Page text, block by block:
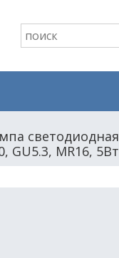
светодиодная
GU5.3, MR16, 5Вт